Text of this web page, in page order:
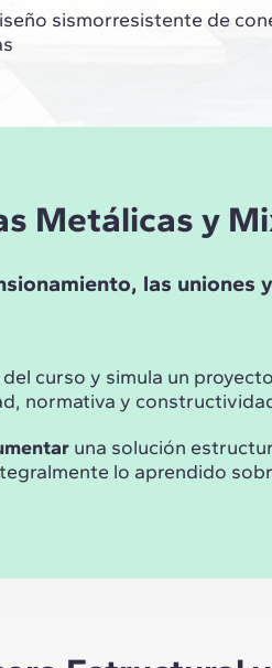
sismorresistente de
Metálicas y
las uniones
curso y simula un
normativa y
una solución
lo aprendido